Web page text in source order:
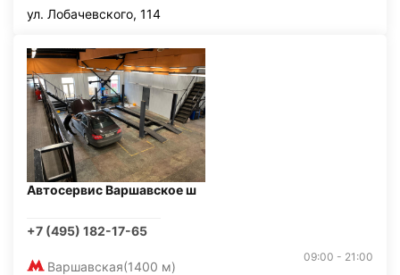
ул. Лобачевского, 114
Автосервис Варшавское ш
+7 (495) 182-17-65
Варшавская(1400 м)
09:00 - 21:00